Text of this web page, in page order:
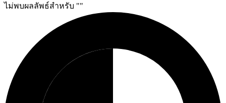
ไม่พบผลลัพธ์สำหรับ ""